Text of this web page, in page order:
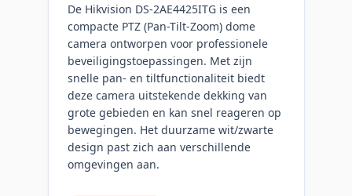
De Hikvision DS-2AE4425ITG is een
compacte PTZ (Pan-Tilt-Zoom) dome
camera ontworpen voor professionele
beveiligingstoepassingen. Met zijn
snelle pan- en tiltfunctionaliteit biedt
deze camera uitstekende dekking van
grote gebieden en kan snel reageren op
bewegingen. Het duurzame wit/zwarte
design past zich aan verschillende
omgevingen aan.